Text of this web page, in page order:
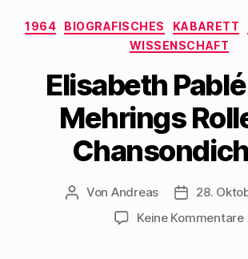
1964 BIOGRAFISCHES KABARETT
WISSENSCHAFT
Elisabeth
Mehrings
Beitragsautor
Von Andreas
28.
Keine Kommentarezu